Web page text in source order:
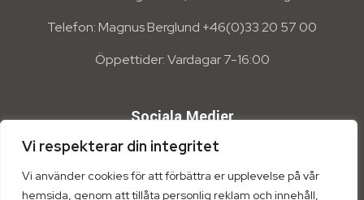
Vi respekterar din integritet
Vi använder cookies för att förbättra er upplevelse på vår
hemsida, genom att tillåta personlig reklam och innehåll,
Telefon: Magnus Berglund +46(0)33 20 57 00
Öppettider: Vardagar 7-16:00
Sociala Medier